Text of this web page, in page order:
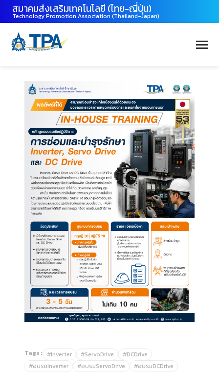
สมาคมส่งเสริมเทคโนโลยี (ไทย-ญี่ปุ่น)
Technology Promotion Association (Thailand-Japan)
Tags : #Inverter #ServoDrive
#DCDrive
#อบรมInverter
#อบรมServoDrive
#อบรมDCDrive